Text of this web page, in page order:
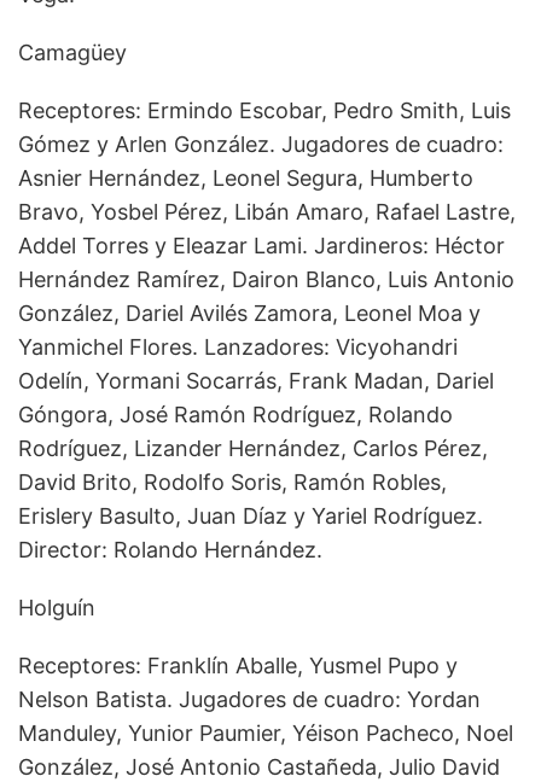
Camagüey
Receptores: Ermindo Escobar, Pedro Smith, Luis
Gómez y Arlen González. Jugadores de cuadro:
Asnier Hernández, Leonel Segura, Humberto
Bravo, Yosbel Pérez, Libán Amaro, Rafael Lastre,
Addel Torres y Eleazar Lami. Jardineros: Héctor
Hernández Ramírez, Dairon Blanco, Luis Antonio
González, Dariel Avilés Zamora, Leonel Moa y
Yanmichel Flores. Lanzadores: Vicyohandri
Odelín, Yormani Socarrás, Frank Madan, Dariel
Góngora, José Ramón Rodríguez, Rolando
Rodríguez, Lizander Hernández, Carlos Pérez,
David Brito, Rodolfo Soris, Ramón Robles,
Erislery Basulto, Juan Díaz y Yariel Rodríguez.
Director: Rolando Hernández.
Holguín
Receptores: Franklín Aballe, Yusmel Pupo y
Nelson Batista. Jugadores de cuadro: Yordan
Manduley, Yunior Paumier, Yéison Pacheco, Noel
González, José Antonio Castañeda, Julio David